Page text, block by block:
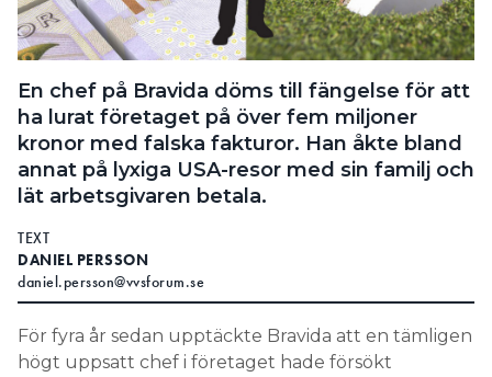
Search for:
En chef på Bravida döms till fängelse för att
ha lurat företaget på över fem miljoner
kronor med falska fakturor. Han åkte bland
annat på lyxiga USA-resor med sin familj och
lät arbetsgivaren betala.
TEXT
DANIEL PERSSON
daniel.persson@vvsforum.se
För fyra år sedan upptäckte Bravida att en tämligen
högt uppsatt chef i företaget hade försökt